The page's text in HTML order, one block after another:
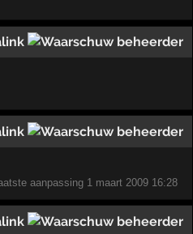
aanpassing 1 maart 2009 16:28